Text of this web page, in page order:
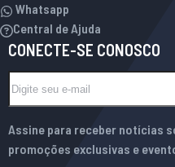
Whatsapp
Central de Ajuda
CONECTE-SE CONOSCO
BOLETIM INFORMATIVO
Assine para receber notícias
promoções exclusivas e